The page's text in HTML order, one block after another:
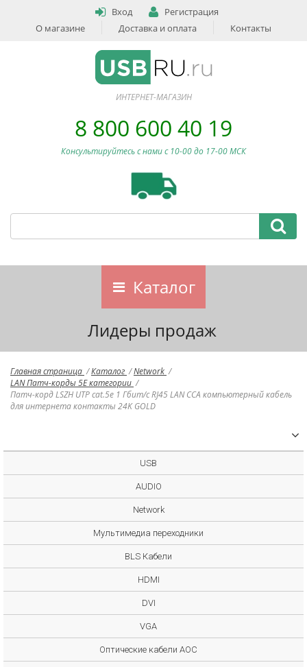
Вход
Регистрация
О магазине
Доставка и оплата Контакты
ИНТЕРНЕТ-МАГАЗИН
8 800 600 40 19
Консультируйтесь с нами c 10-00 до 17-00 МСК
Каталог
Лидеры продаж
Главная страница /Каталог /Network /
LAN Патч-корды 5E категории /
Патч-корд LSZH UTP cat.5e 1 Гбит/с RJ45 LAN CCA компьютерный кабель
для интернета контакты 24K GOLD
USB
AUDIO
Network
Мультимедиа переходники
BLS Кабели
HDMI
DVI
VGA
Оптические кабели AOC